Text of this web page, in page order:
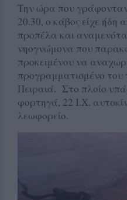
Την ώρα που γράφονταν
20.30, ο κάβος είχε ήδη
προπέλα και
νηογνώμονα που
προκειμένου να
προγραμματισμένο του
Πειραιά. Στο πλοίο
φορτηγά, 22 Ι.Χ.
λεωφορείο.